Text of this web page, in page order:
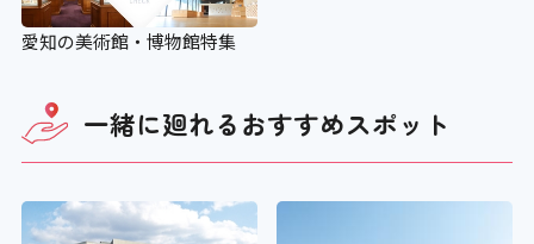
愛知の美術館・博物館特集
一緒に廻れるおすすめスポット